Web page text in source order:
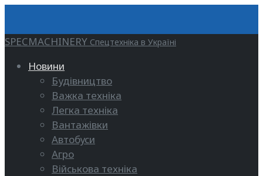
SPECMACHINERY Спецтехніка в Україні
Новини
Будівництво
Важка техніка
Легка техніка
Вантажівки
Автобуси
Агро
Військова техніка